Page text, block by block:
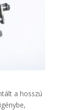
a hosszú